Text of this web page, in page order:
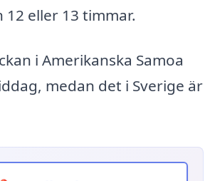
eller 13 timmar.
i Amerikanska Samoa
medan det i Sverige är